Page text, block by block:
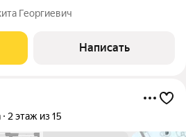
Хорошая планировка.
15,7 и 14,3 кв.м.. Один
Георгиевич
Написать
2 этаж из 15